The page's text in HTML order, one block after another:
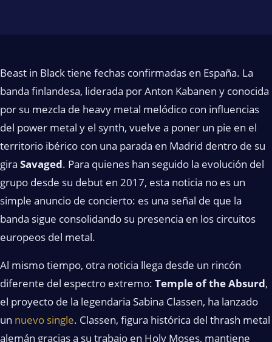
Beast in Black tiene fechas confirmadas en España. La
banda finlandesa, liderada por Anton Kabanen y conocida
por su mezcla de heavy metal melódico con influencias
del power metal y el synth, vuelve a poner un pie en el
territorio ibérico con una parada en Madrid dentro de su
gira Savaged. Para quienes han seguido la evolución del
grupo desde su debut en 2017, esta noticia no es un
simple anuncio de concierto: es una señal de que la
banda sigue consolidando su presencia en los circuitos
europeos del metal.
Al mismo tiempo, otra noticia llega desde un rincón
diferente del espectro extremo: Temple of the Absurd,
el proyecto de la legendaria Sabina Classen, ha lanzado
un nuevo single. Classen, figura histórica del thrash metal
alemán gracias a su trabajo en Holy Moses, mantiene